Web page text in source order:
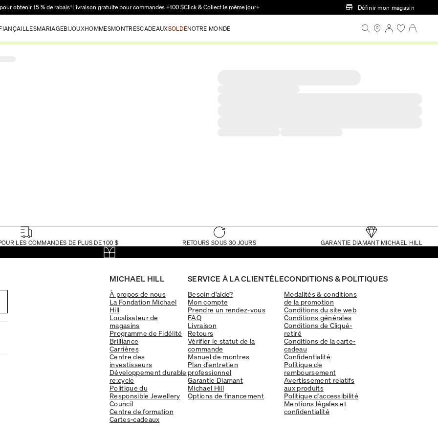
Passer au contenu principal
obtenir 15 % de rabais†Livraison gratuite pour commandes +100 $Click & Collect le même jour+ Définir mon magasin
MARIAGEBIJOUXHOMMESMONTRESCADEAUXSOLDENOTRE MONDE
LES COMMANDES DE PLUS DE 100 $ RETOURS SOUS 30 JOURS GARANTIE DIAMANT MICHAEL HILL
MICHAEL HILL
À propos de nous
La Fondation Michael
Hill
Localisateur de
magasins
Programme de Fidélité
Brilliance
Carrières
Centre des
investisseurs
Développement durable
re:cycle
Politique du
Responsible Jewellery
Council
Centre de formation
Cartes-cadeaux
SERVICE À LA CLIENTÈLE
Besoin d'aide?
Mon compte
Prendre un rendez-vous
FAQ
Livraison
Retours
Vérifier le statut de la
commande
Manuel de montres
Plan d'entretien
professionnel
Garantie Diamant
Michael Hill
Options de financement
CONDITIONS & POLITIQUES
Modalités & conditions
de la promotion
Conditions du site web
Conditions générales
Conditions de Cliqué-
retiré
Conditions de la carte-
cadeau
Confidentialité
Politique de
remboursement
Avertissement relatifs
aux produits
Politique d'accessibilité
Mentions légales et
confidentialité